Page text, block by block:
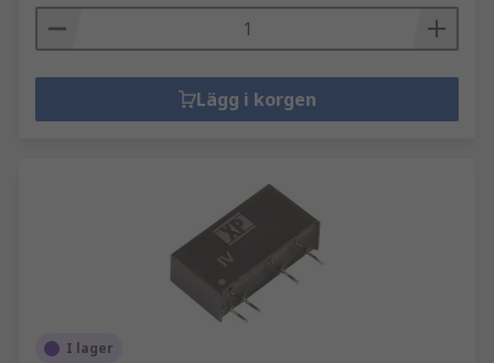
Lägg i korgen
I lager